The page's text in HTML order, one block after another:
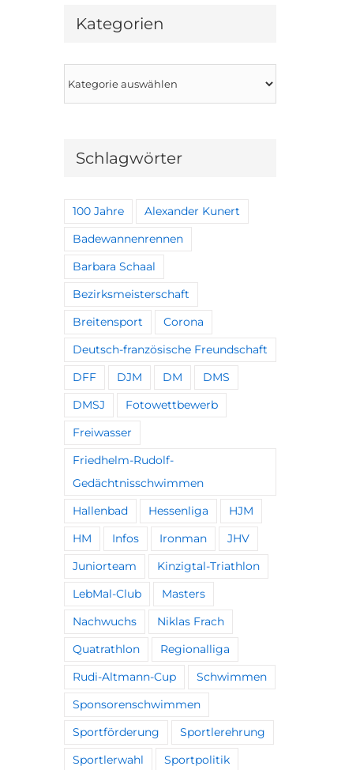
Kategorien
Schlagwörter
100 Jahre Alexander Kunert
Badewannenrennen
Barbara Schaal
Bezirksmeisterschaft
Breitensport Corona
Deutsch-französische Freundschaft
DFF DJM DM DMS
DMSJ Fotowettbewerb
Freiwasser
Friedhelm-Rudolf-
Gedächtnisschwimmen
Hallenbad Hessenliga HJM
HM Infos Ironman JHV
Juniorteam Kinzigtal-Triathlon
LebMal-Club Masters
Nachwuchs Niklas Frach
Quatrathlon Regionalliga
Rudi-Altmann-Cup Schwimmen
Sponsorenschwimmen
Sportförderung Sportlerehrung
Sportlerwahl Sportpolitik